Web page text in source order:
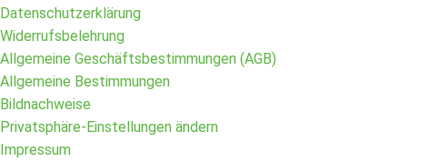
Datenschutzerklärung
Widerrufsbelehrung
Allgemeine Geschäftsbestimmungen (AGB)
Allgemeine Bestimmungen
Bildnachweise
Privatsphäre-Einstellungen ändern
Impressum